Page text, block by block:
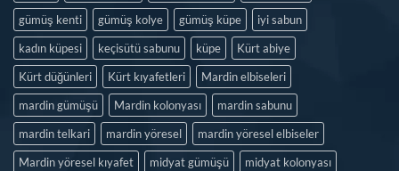
gümüş kenti
gümüş kolye gümüş küpe
iyi sabun
kadın küpesi
keçisütü sabunu küpe
Kürt abiye
Kürt düğünleri
Kürt kıyafetleri
Mardin elbiseleri
mardin gümüşü
Mardin kolonyası
mardin sabunu
mardin telkari
mardin yöresel
mardin yöresel elbiseler
Mardin yöresel kıyafet
midyat gümüşü
midyat kolonyası